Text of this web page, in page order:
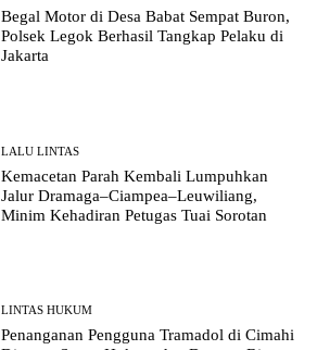
Begal Motor di Desa Babat Sempat Buron,
Polsek Legok Berhasil Tangkap Pelaku di
Jakarta
LALU LINTAS
Kemacetan Parah Kembali Lumpuhkan
Jalur Dramaga–Ciampea–Leuwiliang,
Minim Kehadiran Petugas Tuai Sorotan
LINTAS HUKUM
Penanganan Pengguna Tramadol di Cimahi